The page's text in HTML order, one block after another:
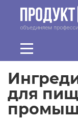
Перейти к
для